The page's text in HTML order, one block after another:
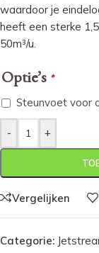
waardoor je
heeft een sterke
50m³/u.
Optie’s *
Steunvoet voor
- +
Vergelijken
Categorie: